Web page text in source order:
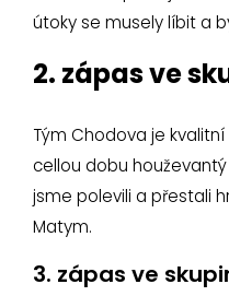
útoky se musely líbit a
2. zápas ve
Tým Chodova je
cellou dobu
jsme polevili a přestali
Matym.
3. zápas ve